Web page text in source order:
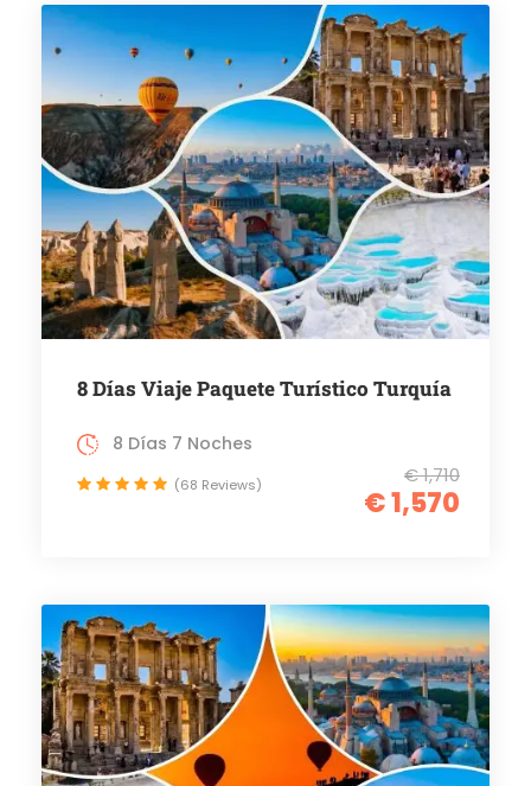
8 Días Viaje Paquete Turístico Turquía
€ 1,710
€ 1,570
8 Días 7 Noches
(68 Reviews)